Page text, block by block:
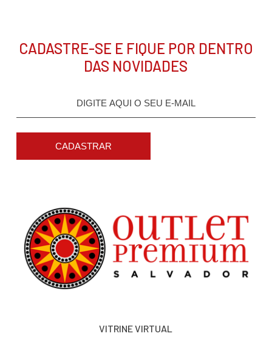
CADASTRE-SE E FIQUE POR DENTRO
DAS NOVIDADES
CADASTRAR
VITRINE VIRTUAL